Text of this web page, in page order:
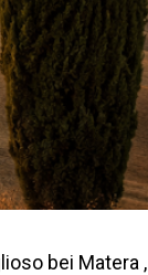
bei Matera ,